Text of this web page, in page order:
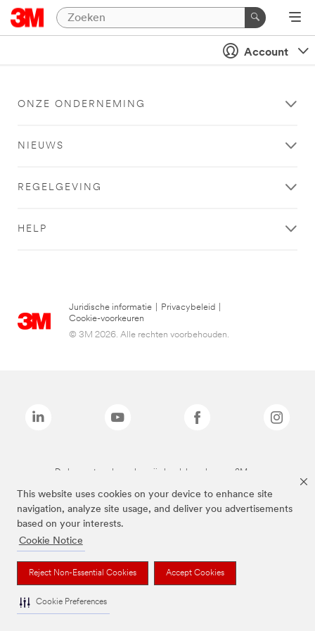
This website uses cookies on your device to enhance site
navigation, analyze site usage, and deliver you advertisements
based on your interests.
Cookie Notice
Reject Non-Essential Cookies Accept Cookies
Cookie Preferences
Account
ONZE ONDERNEMING
NIEUWS
REGELGEVING
HELP
Juridische informatie Privacybeleid
Cookie-voorkeuren
© 3M 2026. Alle rechten voorbehouden.
De bovenstaande merken zijn handelsmerken van 3M.we